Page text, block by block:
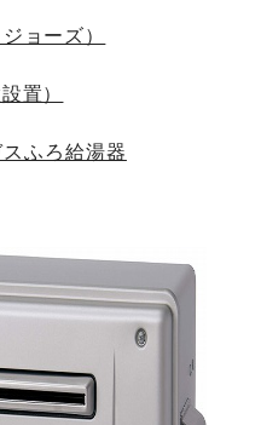
ョーズ）
置）
ふろ給湯器